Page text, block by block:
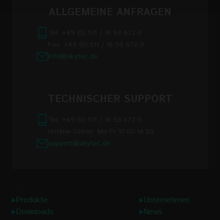
info@akytec.de
support@akytec.de
Produkte
Unternehmen
Downloads
News